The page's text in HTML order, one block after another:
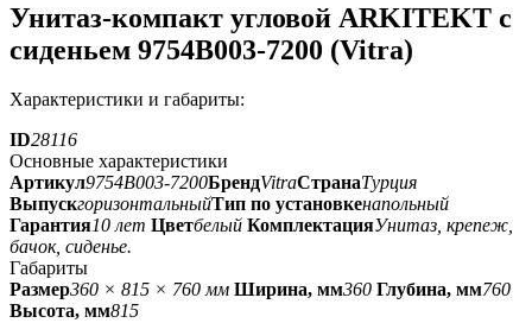
Унитаз-компакт угловой ARKITEKT с
сиденьем 9754B003-7200 (Vitra)
Характеристики и габариты:
ID28116
Основные характеристики
Артикул9754B003-7200БрендVitraСтранаТурция
ВыпускгоризонтальныйТип по установкенапольный
Гарантия10 лет Цветбелый КомплектацияУнитаз, крепеж,
бачок, сиденье.
Габариты
Размер360 × 815 × 760 мм Ширина, мм360 Глубина, мм760
Высота, мм815